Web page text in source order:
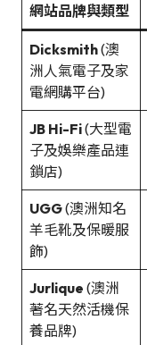
網站品牌與類型
Dicksmith(澳
洲人氣電子及家
電網購平台)
JB Hi-Fi(大型電
子及娛樂產品連
鎖店)
UGG(澳洲知名
羊毛靴及保暖服
飾)
Jurlique (澳洲
著名天然活機保
養品牌)